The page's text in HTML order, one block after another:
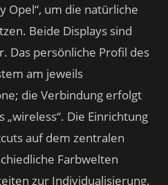
Opel“, um die natürliche
Beide Displays sind
Das persönliche Profil des
am jeweils
die Verbindung erfolgt
Die Einrichtung
auf dem zentralen
Farbwelten
zur Individualisierung.